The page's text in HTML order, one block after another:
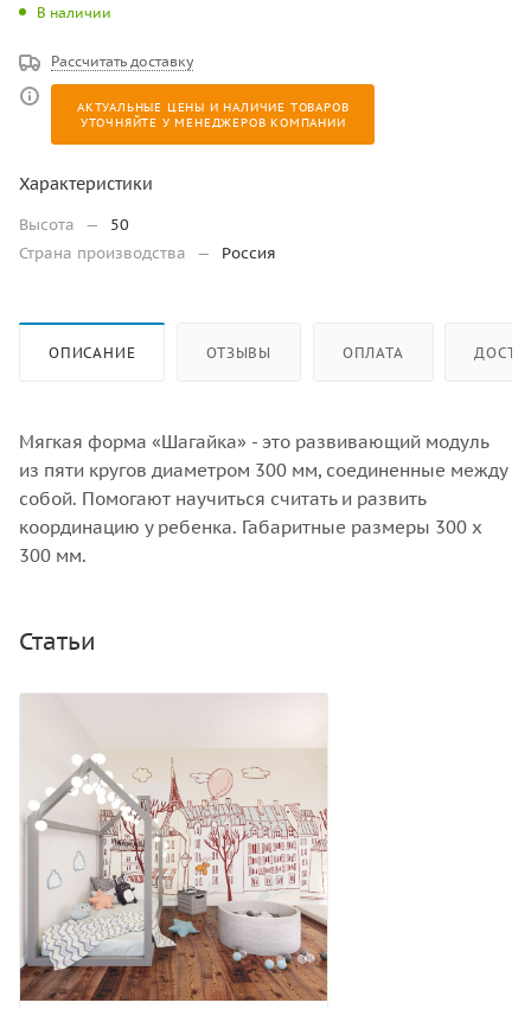
В наличии
Рассчитать доставку
АКТУАЛЬНЫЕ ЦЕНЫ И НАЛИЧИЕ ТОВАРОВ
УТОЧНЯЙТЕ У МЕНЕДЖЕРОВ КОМПАНИИ
Характеристики
Высота —
50
Страна производства
— Россия
ОПИСАНИЕ ОТЗЫВЫ ОПЛАТА
Мягкая форма «Шагайка» - это развивающий модуль
из пяти кругов диаметром 300 мм, соединенные между
собой. Помогают научиться считать и развить
координацию у ребенка. Габаритные размеры 300 х
300 мм.
Статьи